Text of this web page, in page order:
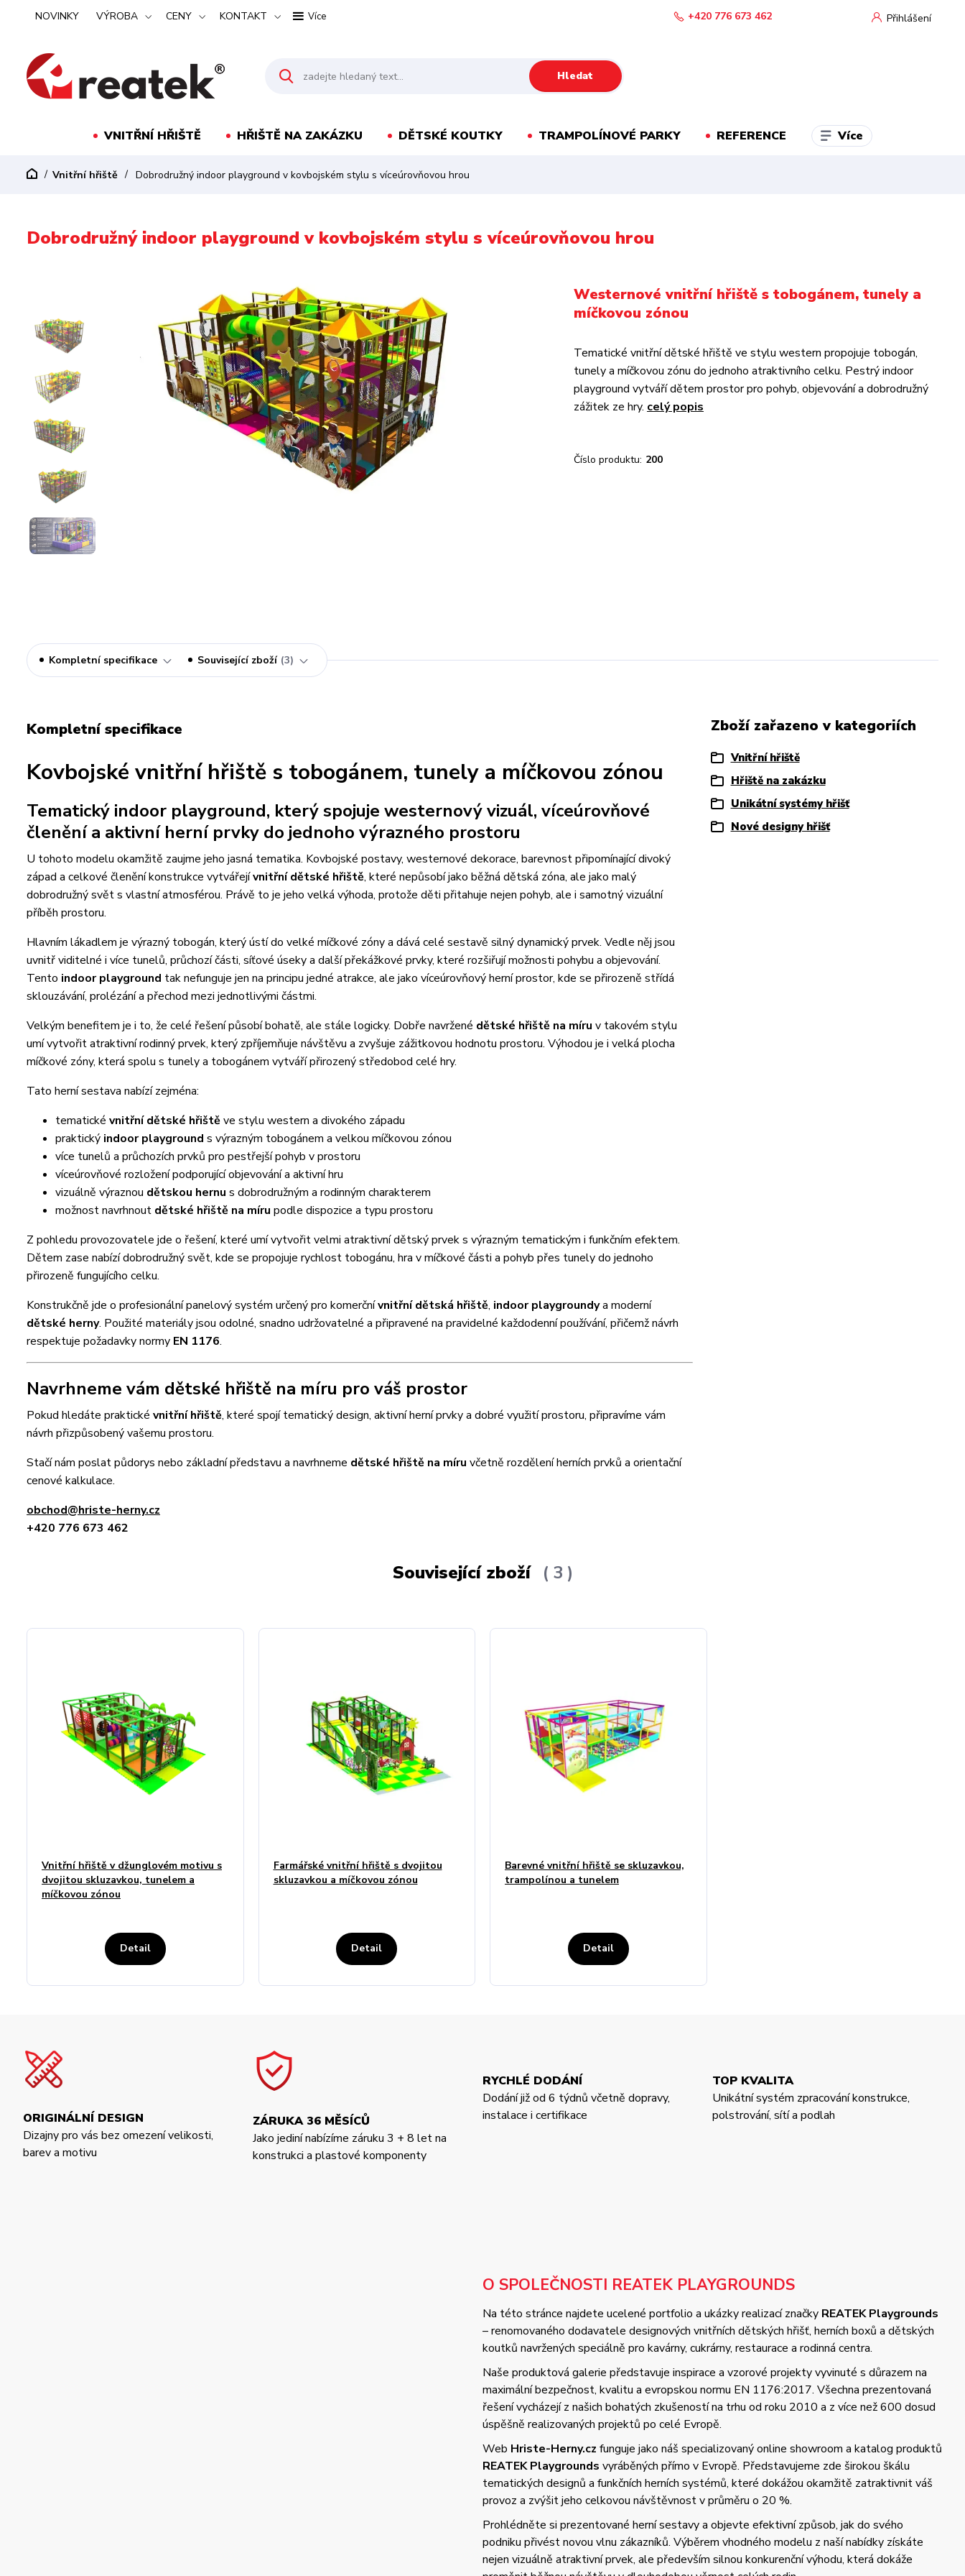
NOVINKY VÝROBA CENY KONTAKT Více Přihlášení
Hledat
+420 776 673 462
VNITŘNÍ HŘIŠTĚ HŘIŠTĚ NA ZAKÁZKU DĚTSKÉ KOUTKY TRAMPOLÍNOVÉ PARKY REFERENCE Více
Vnitřní hřiště Dobrodružný indoor playground v kovbojském stylu s víceúrovňovou hrou
Dobrodružný indoor playground v kovbojském stylu s víceúrovňovou hrou
Westernové vnitřní hřiště s tobogánem, tunely a
míčkovou zónou
Tematické vnitřní dětské hřiště ve stylu western propojuje tobogán,
tunely a míčkovou zónu do jednoho atraktivního celku. Pestrý indoor
playground vytváří dětem prostor pro pohyb, objevování a dobrodružný
zážitek ze hry. celý popis
Číslo produktu: 200
Kompletní specifikace Související zboží 3
Kompletní specifikace
Kovbojské vnitřní hřiště s tobogánem, tunely a míčkovou zónou
Tematický indoor playground, který spojuje westernový vizuál, víceúrovňové
členění a aktivní herní prvky do jednoho výrazného prostoru
U tohoto modelu okamžitě zaujme jeho jasná tematika. Kovbojské postavy, westernové dekorace, barevnost připomínající divoký
západ a celkové členění konstrukce vytvářejívnitřní dětské hřiště, které nepůsobí jako běžná dětská zóna, ale jako malý
dobrodružný svět s vlastní atmosférou. Právě to je jeho velká výhoda, protože děti přitahuje nejen pohyb, ale i samotný vizuální
příběh prostoru.
Hlavním lákadlem je výrazný tobogán, který ústí do velké míčkové zóny a dává celé sestavě silný dynamický prvek. Vedle něj jsou
uvnitř viditelné i více tunelů, průchozí části, síťové úseky a další překážkové prvky, které rozšiřují možnosti pohybu a objevování.
Tento indoor playground tak nefunguje jen na principu jedné atrakce, ale jako víceúrovňový herní prostor, kde se přirozeně střídá
sklouzávání, prolézání a přechod mezi jednotlivými částmi.
Velkým benefitem je i to, že celé řešení působí bohatě, ale stále logicky. Dobře navržené dětské hřiště na míru v takovém stylu
umí vytvořit atraktivní rodinný prvek, který zpříjemňuje návštěvu a zvyšuje zážitkovou hodnotu prostoru. Výhodou je i velká plocha
míčkové zóny, která spolu s tunely a tobogánem vytváří přirozený středobod celé hry.
Tato herní sestava nabízí zejména:
tematické vnitřní dětské hřiště ve stylu western a divokého západu
praktický indoor playground s výrazným tobogánem a velkou míčkovou zónou
více tunelů a průchozích prvků pro pestřejší pohyb v prostoru
víceúrovňové rozložení podporující objevování a aktivní hru
vizuálně výraznou dětskou hernu s dobrodružným a rodinným charakterem
možnost navrhnout dětské hřiště na míru podle dispozice a typu prostoru
Z pohledu provozovatele jde o řešení, které umí vytvořit velmi atraktivní dětský prvek s výrazným tematickým i funkčním efektem.
Dětem zase nabízí dobrodružný svět, kde se propojuje rychlost tobogánu, hra v míčkové části a pohyb přes tunely do jednoho
přirozeně fungujícího celku.
Konstrukčně jde o profesionální panelový systém určený pro komerčnívnitřní dětská hřiště, indoor playgroundya moderní
dětské herny. Použité materiály jsou odolné, snadno udržovatelné a připravené na pravidelné každodenní používání, přičemž návrh
respektuje požadavky normy EN 1176.
Navrhneme vám dětské hřiště na míru pro váš prostor
Pokud hledáte praktické vnitřní hřiště, které spojí tematický design, aktivní herní prvky a dobré využití prostoru, připravíme vám
návrh přizpůsobený vašemu prostoru.
Stačí nám poslat půdorys nebo základní představu a navrhneme dětské hřiště na míru včetně rozdělení herních prvků a orientační
cenové kalkulace.
obchod@hriste-herny.cz
+420 776 673 462
Zboží zařazeno v kategoriích
Vnitřní hřiště
Hřiště na zakázku
Unikátní systémy hřišť
Nové designy hřišť
Související zboží 3
Vnitřní hřiště v džunglovém motivu s
dvojitou skluzavkou, tunelem a
míčkovou zónou
Detail
Farmářské vnitřní hřiště s dvojitou
skluzavkou a míčkovou zónou
Detail
Barevné vnitřní hřiště se skluzavkou,
trampolínou a tunelem
Detail
ORIGINÁLNÍ DESIGN
Dizajny pro vás bez omezení velikosti,
barev a motivu
ZÁRUKA 36 MĚSÍCŮ
Jako jediní nabízíme záruku 3 + 8 let na
konstrukci a plastové komponenty
RYCHLÉ DODÁNÍ
Dodání již od 6 týdnů včetně dopravy,
instalace i certifikace
TOP KVALITA
Unikátní systém zpracování konstrukce,
polstrování, sítí a podlah
O SPOLEČNOSTI REATEK PLAYGROUNDS
Na této stránce najdete ucelené portfolio a ukázky realizací značky REATEK Playgrounds
– renomovaného dodavatele designových vnitřních dětských hřišť, herních boxů a dětských
koutků navržených speciálně pro kavárny, cukrárny, restaurace a rodinná centra.
Naše produktová galerie představuje inspirace a vzorové projekty vyvinuté s důrazem na
maximální bezpečnost, kvalitu a evropskou normu EN 1176:2017. Všechna prezentovaná
řešení vycházejí z našich bohatých zkušeností na trhu od roku 2010 a z více než 600 dosud
úspěšně realizovaných projektů po celé Evropě.
Web Hriste-Herny.cz funguje jako náš specializovaný online showroom a katalog produktů
REATEK Playgrounds vyráběných přímo v Evropě. Představujeme zde širokou škálu
tematických designů a funkčních herních systémů, které dokážou okamžitě zatraktivnit váš
provoz a zvýšit jeho celkovou návštěvnost v průměru o 20 %.
Prohlédněte si prezentované herní sestavy a objevte efektivní způsob, jak do svého
podniku přivést novou vlnu zákazníků. Výběrem vhodného modelu z naší nabídky získáte
nejen vizuálně atraktivní prvek, ale především silnou konkurenční výhodu, která dokáže